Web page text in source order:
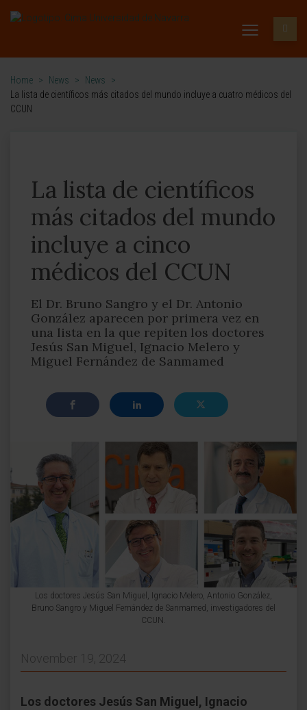
Home > News > News
>
La lista de científicos más citados del mundo incluye a cuatro médicos del
CCUN
La lista de científicos
más citados del mundo
incluye a cinco
médicos del CCUN
El Dr. Bruno Sangro y el Dr. Antonio
González aparecen por primera vez en
una lista en la que repiten los doctores
Jesús San Miguel, Ignacio Melero y
Miguel Fernández de Sanmamed
Los doctores Jesús San Miguel, Ignacio Melero, Antonio González,
Bruno Sangro y Miguel Fernández de Sanmamed, investigadores del
CCUN.
November 19, 2024
Los doctores Jesús San Miguel, Ignacio